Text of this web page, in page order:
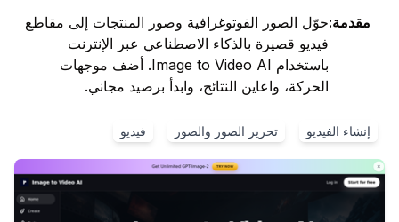
مقدمة:حوّل الصور الفوتوغرافية وصور المنتجات إلى مقاطع
فيديو قصيرة بالذكاء الاصطناعي عبر الإنترنت
باستخدام Image to Video AI. أضف موجهات
الحركة، واعاين النتائج، وابدأ برصيد مجاني.
إنشاء الفيديو تحرير الصور والصور فيديو